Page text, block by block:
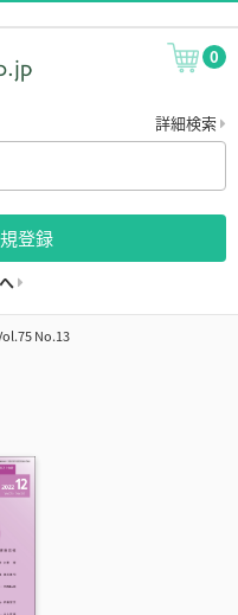
0
詳細検索
登録
No.13